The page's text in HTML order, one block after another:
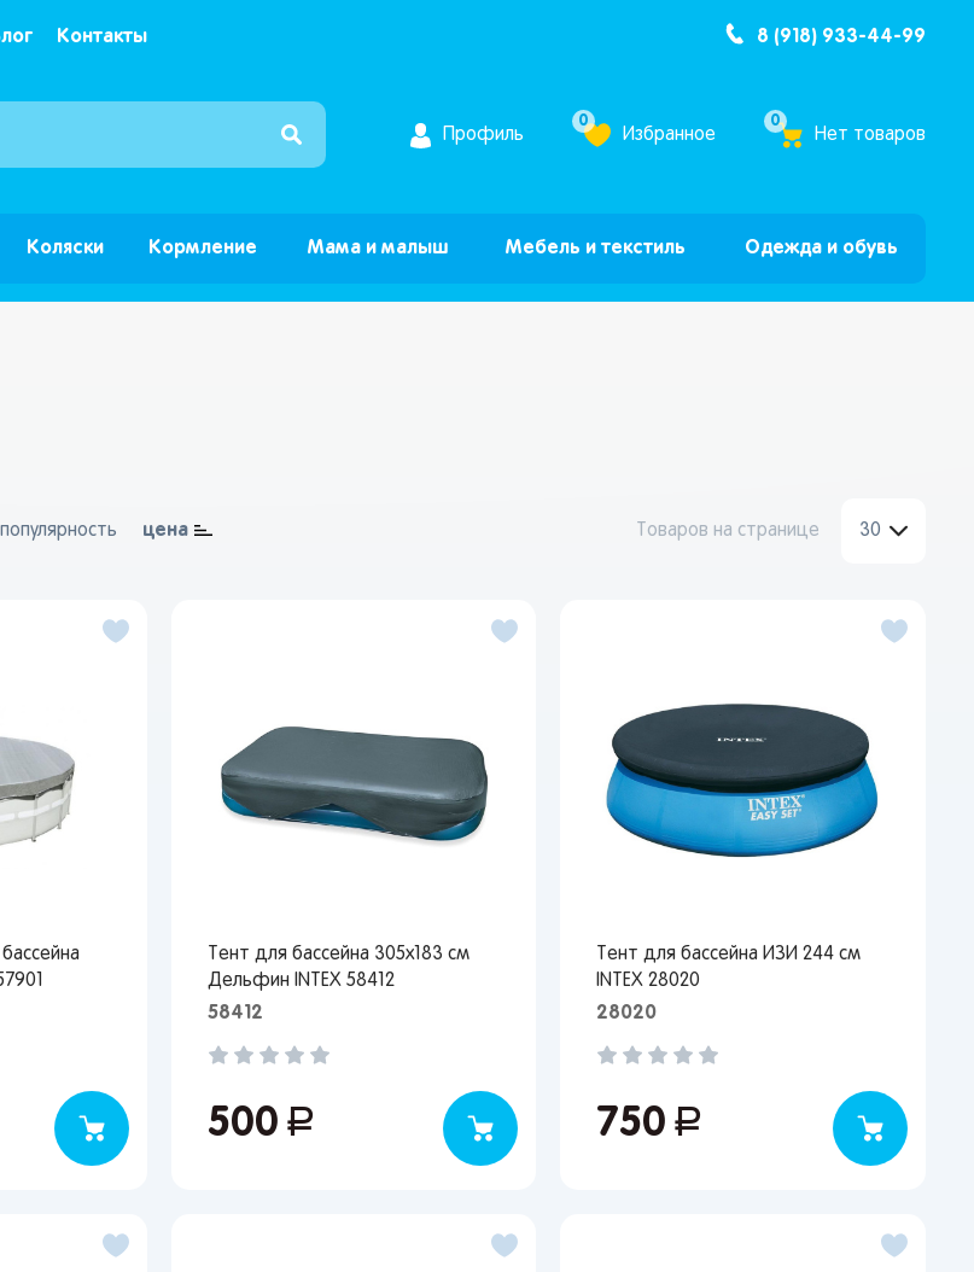
Контакты 8 (918) 933-44-99
Интернет магазин детских товаров и игрушек ”Бум Бум”
Профиль
0
Избранное
0
Нет товаров
Коляски Кормление Мама и малыш Мебель и текстиль Одежда и обувь
популярность цена Товаров на странице 30
Тент для бассейна 305х183 см
Дельфин INTEX 58412
58412
500руб.
Тент для бассейна ИЗИ 244 см
INTEX 28020
28020
750руб.
отслеживать статус своих заказов и